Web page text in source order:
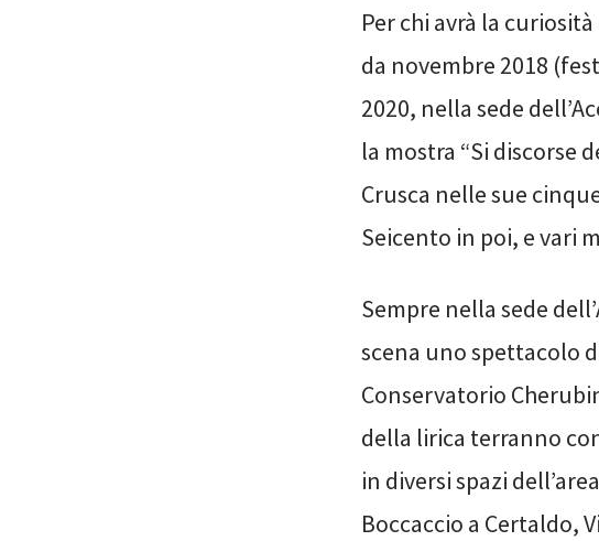
Per chi avrà la
da novembre 2018
2020, nella sede
la mostra “Si discorse
Crusca nelle sue
Seicento in poi, e vari
Sempre nella sede
scena uno spettacolo
Conservatorio
della lirica terranno
in diversi spazi
Boccaccio a Certaldo,